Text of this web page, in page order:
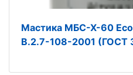
Мастика МБС-Х-60
В.2.7-108-2001 (ГОСТ